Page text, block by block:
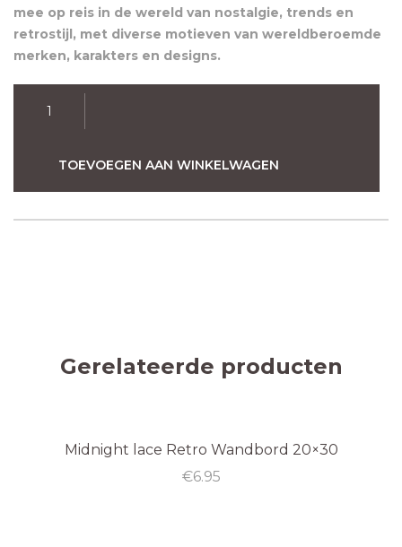
mee op reis in de wereld van nostalgie, trends en
retrostijl, met diverse motieven van wereldberoemde
merken, karakters en designs.
WandbordTOEVOEGEN AAN WINKELWAGEN
Gerelateerde producten
Uitverkocht
Midnight lace Retro Wandbord 20×30
€6.95